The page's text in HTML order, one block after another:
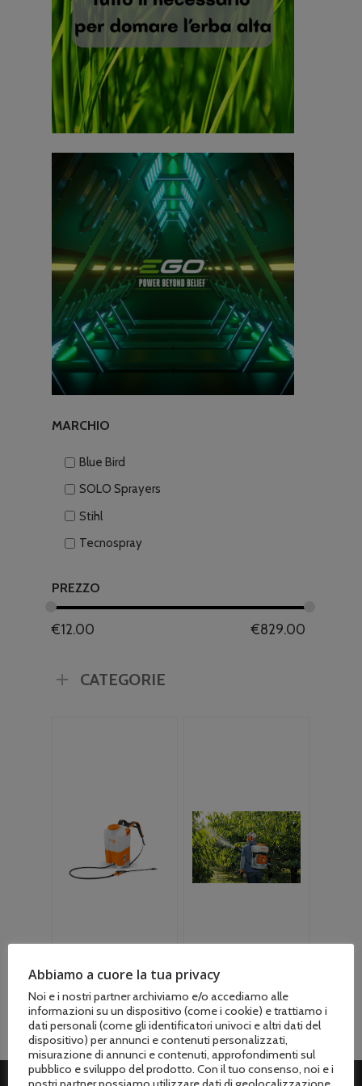
MARCHIO
Blue Bird
SOLO Sprayers
Stihl
Tecnospray
PREZZO
€12.00 €829.00
CATEGORIE
Atomizzatori a
batteria(22)
Atomizzatori a
scoppio(7)
Abbiamo a cuore la tua privacy
Noi e i nostri partner archiviamo e/o accediamo alle
informazioni su un dispositivo (come i cookie) e trattiamo i
dati personali (come gli identificatori univoci e altri dati del
dispositivo) per annunci e contenuti personalizzati,
misurazione di annunci e contenuti, approfondimenti sul
pubblico e sviluppo del prodotto. Con il tuo consenso, noi e i